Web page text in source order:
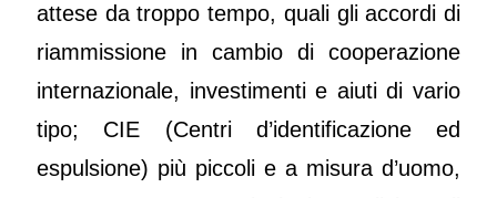
attese da troppo tempo, quali gli accordi di
riammissione in cambio di cooperazione
internazionale, investimenti e aiuti di vario
tipo; CIE (Centri d’identificazione ed
espulsione) più piccoli e a misura d’uomo,